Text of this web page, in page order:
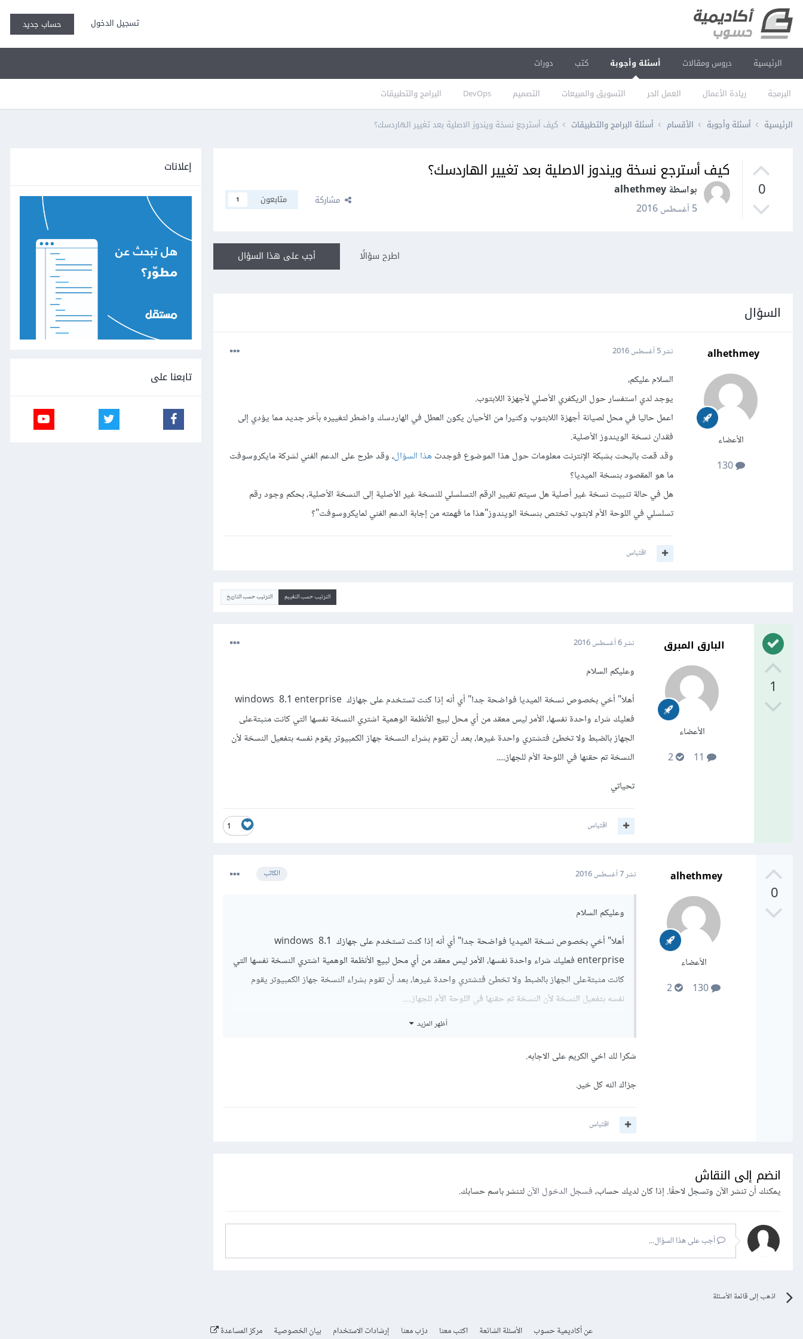
تسجيل الدخول حساب جديد
الرئيسية دروس ومقالات أسئلة وأجوبة
البرمجة ريادة الأعمال العمل الحر التسويق والمبيعات التصميم DevOps البرامج والتطبيقات
كتب دورات
الرئيسية أسئلة وأجوبة الأقسام أسئلة البرامج والتطبيقات كيف أسترجع نسخة ويندوز الاصلية بعد تغيير الهاردسك؟
0
كيف أسترجع نسخة ويندوز الاصلية بعد تغيير الهاردسك؟
بواسطة alhethmey
5 أغسطس 2016
مشاركة متابعون 1
أجب على هذا السؤال اطرح سؤالًا
السؤال
alhethmey
الأعضاء
130
نشر5 أغسطس 2016
السلام عليكم،
يوجد لدي استفسار حول الريكفري الأصلي لأجهزة اللابتوب.
اعمل حاليا في محل لصيانة أجهزة اللابتوب وكثيرا من الأحيان يكون العطل في الهاردسك واضطر لتغييره بآخر جديد مما يؤدي إلى
فقدان نسخة الويندوز الأصلية.
وقد قمت بالبحث بشبكة الإنترنت معلومات حول هذا الموضوع فوجدتهذا السؤال، وقد طرح على الدعم الفني لشركة مايكروسوفت
ما هو المقصود بنسخة الميديا؟
هل في حالة تثبيت نسخة غير أصلية هل سيتم تغيير الرقم التسلسلي للنسخة غير الأصلية إلى النسخة الأصلية، بحكم وجود رقم
تسلسلي في اللوحة الأم لابتوب تختص بنسخة الويندوز"هذا ما فهمته من إجابة الدعم الفني لمايكروسوفت"؟
اقتباس
الترتيب حسب التقييم الترتيب حسب التاريخ
1
البارق المبرق
الأعضاء
2
نشر6 أغسطس 2016
وعليكم السلام
أهلا" أخي بخصوص نسخة الميديا فواضحة جدا" أي أنه إذا كنت تستخدم على جهازك windows 8.1 enterprise
فعليك شراء واحدة نفسها، الأمر ليس معقد من أي محل لبيع الأنظمة الوهمية اشتري النسخة نفسها التي كانت مثبتةعلى
الجهاز بالضبط ولا تخطئ فتشتري واحدة غيرها، بعد أن تقوم بشراء النسخة جهاز الكمبيوتر يقوم نفسه بتفعيل النسخة لأن
النسخة تم حقنها في اللوحة الأم للجهاز.....
تحياتي
1 اقتباس
0
alhethmey
الأعضاء
الكاتب نشر7 أغسطس 2016
وعليكم السلام
أهلا" أخي بخصوص نسخة الميديا فواضحة جدا" أي أنه إذا كنت تستخدم على جهازك windows 8.1
enterprise فعليك شراء واحدة نفسها، الأمر ليس معقد من أي محل لبيع الأنظمة الوهمية اشتري النسخة نفسها التي
كانت مثبتةعلى الجهاز بالضبط ولا تخطئ فتشتري واحدة غيرها، بعد أن تقوم بشراء النسخة جهاز الكمبيوتر يقوم
نفسه بتفعيل النسخة لأن النسخة تم حقنها في اللوحة الأم للجهاز.....
أظهر المزيد
شكرا لك اخي الكريم على الاجابه.
جزاك الله كل خير.
اقتباس
انضم إلى النقاش
يمكنك أن تنشر الآن وتسجل لاحقًا. إذا كان لديك حساب،فسجل الدخول الآنلتنشر باسم حسابك.
أجب على هذا السؤال...
اذهب إلى قائمة الأسئلة
إعلانات
تابعنا على
عن أكاديمية حسوب الأسئلة الشائعة اكتب معنا درّب معنا إرشادات الاستخدام بيان الخصوصية مركز المساعدة